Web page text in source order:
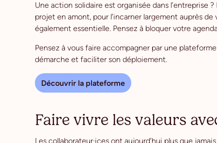
Une action solidaire est organisée dans l’entreprise
projet en amont, pour l’incarner largement auprès
également essentielle. Pensez à bloquer votre
Pensez à vous faire accompagner par une
démarche et faciliter son déploiement.
Découvrir la plateforme
Faire vivre les valeurs
Les collaborateur·ices ont aujourd’hui plus que